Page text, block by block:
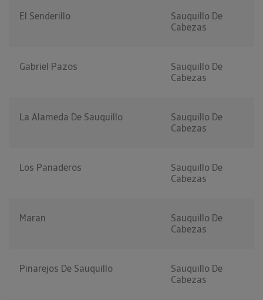
El Senderillo
Sauquillo De
Cabezas
Gabriel Pazos
Sauquillo De
Cabezas
La Alameda De Sauquillo
Sauquillo De
Cabezas
Los Panaderos
Sauquillo De
Cabezas
Maran
Sauquillo De
Cabezas
Pinarejos De Sauquillo
Sauquillo De
Cabezas